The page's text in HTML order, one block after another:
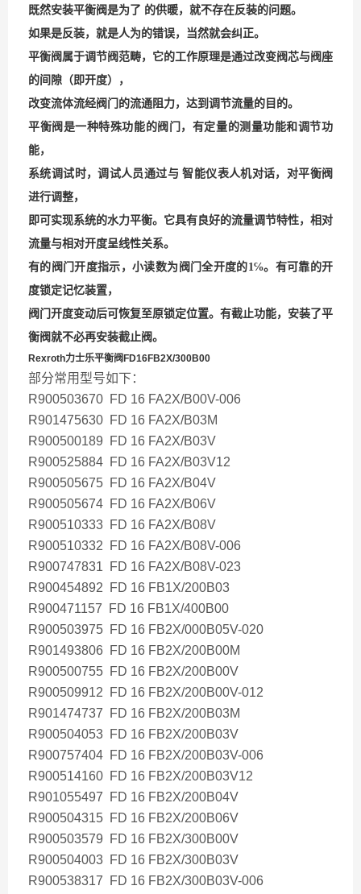
既然安装平衡阀是为了 的供暖，就不存在反装的问题。
如果是反装，就是人为的错误，当然就会纠正。
平衡阀属于调节阀范畴，它的工作原理是通过改变阀芯与阀座
的间隙（即开度），
改变流体流经阀门的流通阻力，达到调节流量的目的。
平衡阀是一种特殊功能的阀门，有定量的测量功能和调节功
能，
系统调试时，调试人员通过与 智能仪表人机对话，对平衡阀
进行调整，
即可实现系统的水力平衡。它具有良好的流量调节特性，相对
流量与相对开度呈线性关系。
有的阀门开度指示，小读数为阀门全开度的1℅。有可靠的开
度锁定记忆装置，
阀门开度变动后可恢复至原锁定位置。有截止功能，安装了平
衡阀就不必再安装截止阀。
Rexroth力士乐平衡阀FD16FB2X/300B00
部分常用型号如下：
R900503670 FD 16 FA2X/B00V-006
R901475630 FD 16 FA2X/B03M
R900500189 FD 16 FA2X/B03V
R900525884 FD 16 FA2X/B03V12
R900505675 FD 16 FA2X/B04V
R900505674 FD 16 FA2X/B06V
R900510333 FD 16 FA2X/B08V
R900510332 FD 16 FA2X/B08V-006
R900747831 FD 16 FA2X/B08V-023
R900454892 FD 16 FB1X/200B03
R900471157 FD 16 FB1X/400B00
R900503975 FD 16 FB2X/000B05V-020
R901493806 FD 16 FB2X/200B00M
R900500755 FD 16 FB2X/200B00V
R900509912 FD 16 FB2X/200B00V-012
R901474737 FD 16 FB2X/200B03M
R900504053 FD 16 FB2X/200B03V
R900757404 FD 16 FB2X/200B03V-006
R900514160 FD 16 FB2X/200B03V12
R901055497 FD 16 FB2X/200B04V
R900504315 FD 16 FB2X/200B06V
R900503579 FD 16 FB2X/300B00V
R900504003 FD 16 FB2X/300B03V
R900538317 FD 16 FB2X/300B03V-006